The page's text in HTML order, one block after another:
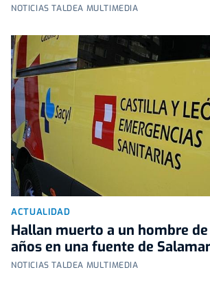
NOTICIAS TALDEA MULTIMEDIA
ACTUALIDAD
Hallan muerto a un hombre
años en una fuente de
NOTICIAS TALDEA MULTIMEDIA